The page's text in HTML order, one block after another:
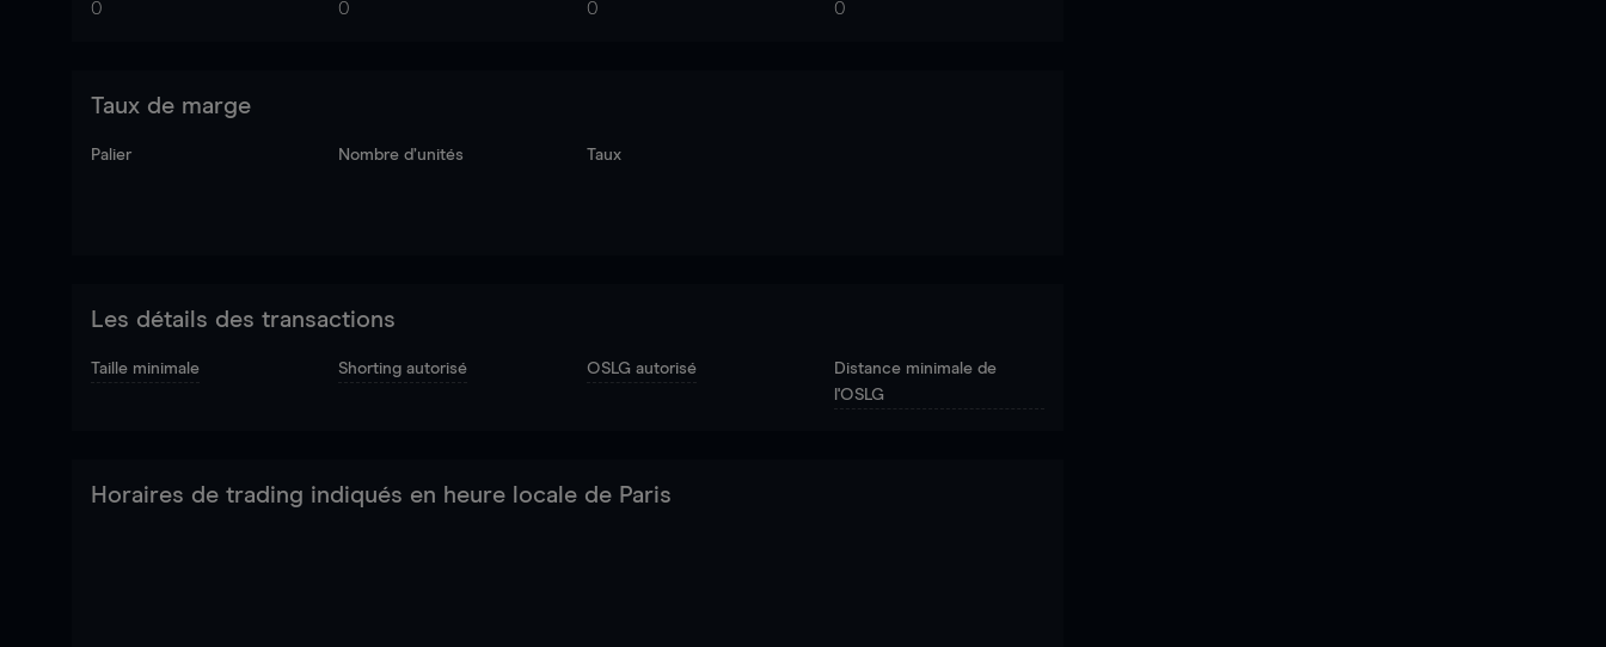
0 0 0 0
Taux de marge
Palier Nombre d’unités Taux
Les détails des transactions
Taille minimale Shorting autorisé OSLG autorisé
Distance minimale de
l'OSLG
Horaires de trading indiqués en heure locale de Paris